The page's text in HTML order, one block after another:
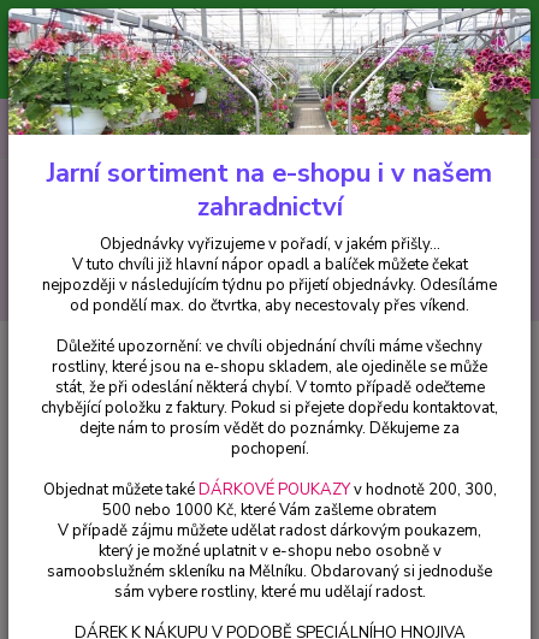
Minimální hodnota pro odeslání z e-shopu je 300 Kč.
V tuto chvíli již hlavní nápor objednávek opadl a balíček můžete čekat
nejpozději v následujícím týdnu po přijetí objednávky. Objednávky
vyřizujeme v pořadí, v jakém přišly...
CZK
Hledat
+420 602 223 614 0ks
za0 Kč
Balkónové rostliny
Petúnie – Surfínie – Pink Vein - cena za kus v 3-
kusovém balení
Petúnie – Surfínie – Pink Vein -
cena za kus v 3-kusovém balení
Jarní sortiment na e-shopu i v našem
zahradnictví
Objednávky vyřizujeme v pořadí, v jakém přišly...
V tuto chvíli již hlavní nápor opadl a balíček můžete čekat
nejpozději v následujícím týdnu po přijetí objednávky. Odesíláme
od pondělí max. do čtvrtka, aby necestovaly přes víkend.
Důležité upozornění: ve chvíli objednání chvíli máme všechny
rostliny, které jsou na e-shopu skladem, ale ojediněle se může
stát, že při odeslání některá chybí. V tomto případě odečteme
chybějící položku z faktury. Pokud si přejete dopředu kontaktovat,
dejte nám to prosím vědět do poznámky. Děkujeme za
pochopení.
Objednat můžete takéDÁRKOVÉ POUKAZYv hodnotě 200, 300,
500 nebo 1000 Kč, které Vám zašleme obratem
V případě zájmu můžete udělat radost dárkovým poukazem,
který je možné uplatnit v e-shopu nebo osobně v
samoobslužném skleníku na Mělníku. Obdarovaný si jednoduše
sám vybere rostliny, které mu udělají radost.
DÁREK K NÁKUPU V PODOBĚ SPECIÁLNÍHO HNOJIVA